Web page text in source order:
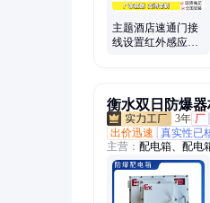
主题酒店速通门接
线设置红外感应闸
衡水双日防爆器
3年 厂
出价迅速
真实性已
主营： 配电箱、配电
线箱、防爆控制箱、
爆操作柱、防爆接
防爆配电柜、防爆配